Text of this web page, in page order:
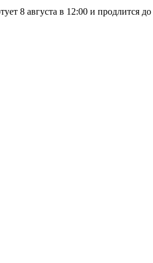
8 августа в 12:00 и продлится до